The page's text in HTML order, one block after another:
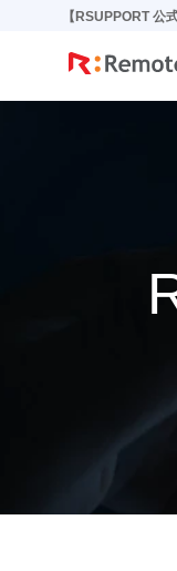
본문 바로가기【RSUPPORT 公